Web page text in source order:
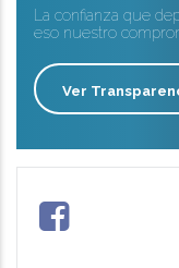
La confianza que
eso nuestro
Ver